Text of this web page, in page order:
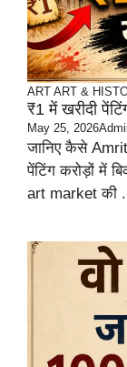
ART ART &
₹1 में खरीदी
May 25, 2026
जानिए कैसे
पेंटिंग करोड़ों में
art market की